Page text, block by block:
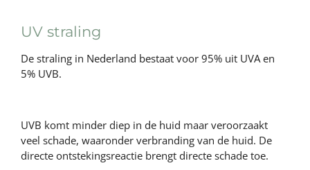
UV straling
De straling in Nederland bestaat voor 95% uit UVA en
5% UVB.
UVB komt minder diep in de huid maar veroorzaakt
veel schade, waaronder verbranding van de huid. De
directe ontstekingsreactie brengt directe schade toe.